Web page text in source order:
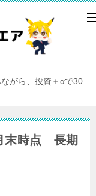
がら、投資＋αで30
末時点 長期